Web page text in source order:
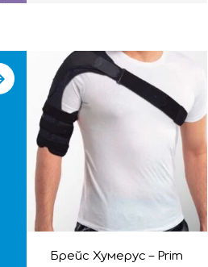
Брейс Хумерус – Prim